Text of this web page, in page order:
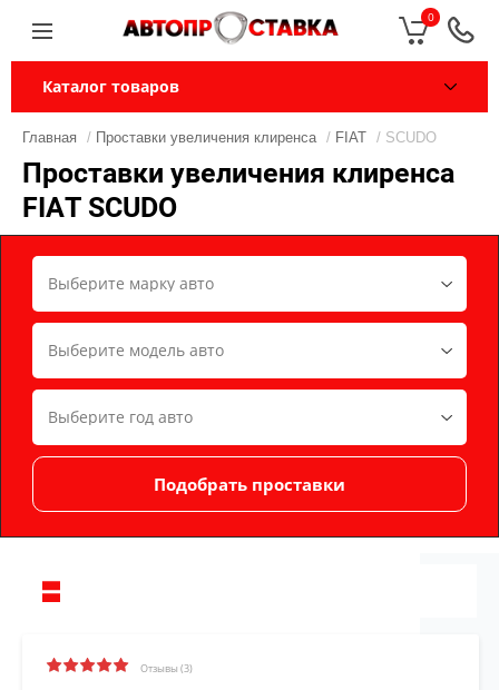
0
Каталог товаров
Главная / Проставки увеличения клиренса / FIAT / SCUDO
Проставки увеличения клиренса
FIAT SCUDO
Отзывы (3)